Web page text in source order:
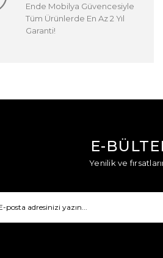
Ende Mobilya Güvencesiyle
Tüm Ürünlerde En Az 2 Yıl
Garanti!
E-
Yenilik ve